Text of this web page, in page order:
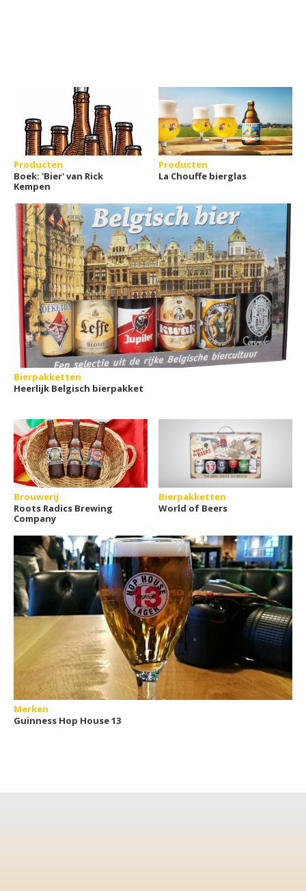
Producten
Boek: 'Bier' van Rick
Kempen
Producten
La Chouffe bierglas
Bierpakketten
Heerlijk Belgisch bierpakket
Brouwerij
Roots Radics Brewing
Company
Bierpakketten
World of Beers
Merken
Guinness Hop House 13